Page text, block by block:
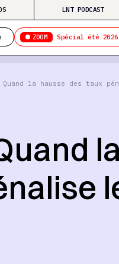
LNT PODCAST
ZOOM Spécial été 2026
la hausse des taux
la